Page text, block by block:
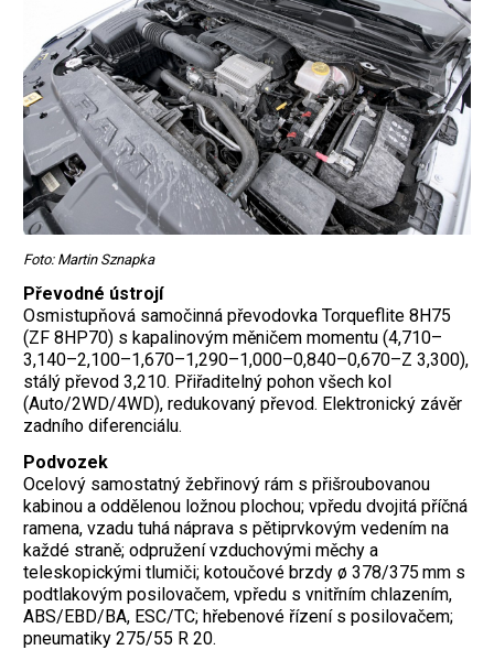
Foto: Martin Sznapka
Převodné ústrojí
Osmistupňová samočinná převodovka Torqueflite 8H75
(ZF 8HP70) s kapalinovým měničem momentu (4,710–
3,140–2,100–1,670–1,290–1,000–0,840–0,670–Z 3,300),
stálý převod 3,210. Přiřaditelný pohon všech kol
(Auto/2WD/4WD), redukovaný převod. Elektronický závěr
zadního diferenciálu.
Podvozek
Ocelový samostatný žebřinový rám s přišroubovanou
kabinou a oddělenou ložnou plochou; vpředu dvojitá příčná
ramena, vzadu tuhá náprava s pětiprvkovým vedením na
každé straně; odpružení vzduchovými měchy a
teleskopickými tlumiči; kotoučové brzdy ø 378/375 mm s
podtlakovým posilovačem, vpředu s vnitřním chlazením,
ABS/EBD/BA, ESC/TC; hřebenové řízení s posilovačem;
pneumatiky 275/55 R 20.